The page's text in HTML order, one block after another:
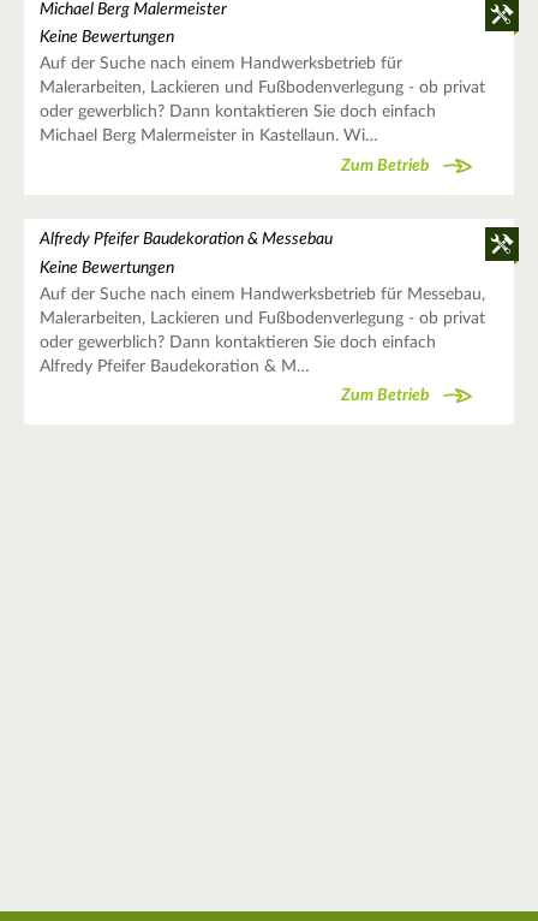
Michael Berg Malermeister
Keine Bewertungen
Auf der Suche nach einem Handwerksbetrieb für
Malerarbeiten, Lackieren und Fußbodenverlegung - ob privat
oder gewerblich? Dann kontaktieren Sie doch einfach
Michael Berg Malermeister in Kastellaun. Wi…
Zum Betrieb
Alfredy Pfeifer Baudekoration & Messebau
Keine Bewertungen
Auf der Suche nach einem Handwerksbetrieb für Messebau,
Malerarbeiten, Lackieren und Fußbodenverlegung - ob privat
oder gewerblich? Dann kontaktieren Sie doch einfach
Alfredy Pfeifer Baudekoration & M…
Zum Betrieb